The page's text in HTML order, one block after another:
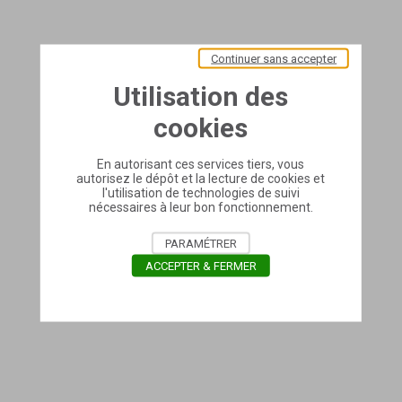
Utilisation des
cookies
En autorisant ces services tiers, vous
autorisez le dépôt et la lecture de cookies et
l'utilisation de technologies de suivi
nécessaires à leur bon fonctionnement.
Continuer sans accepter
PARAMÉTRER
ACCEPTER & FERMER